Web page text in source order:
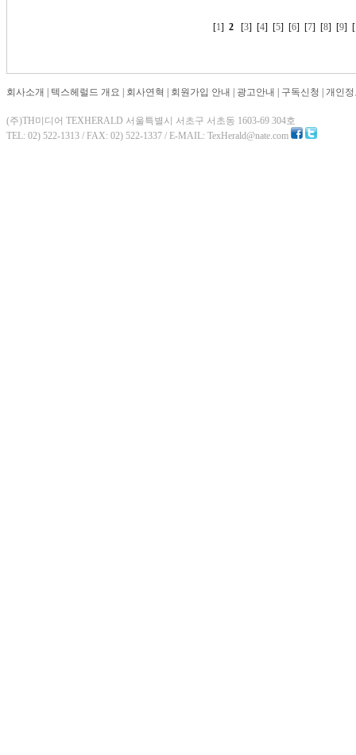
[1]2 [3] [4] [5] [6] [7] [8] [9] [
회사소개 텍스헤럴드 개요 회사연혁 회원가입 안내 광고안내 구독신청 개인
(주)TH미디어 TEXHERALD 서울특별시 서초구 서초동 1603-69 304호
TEL: 02) 522-1313 / FAX: 02) 522-1337 / E-MAIL: TexHerald@nate.com